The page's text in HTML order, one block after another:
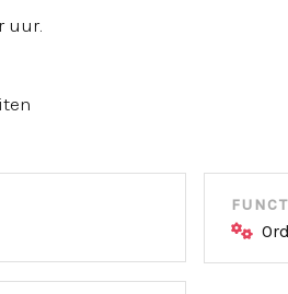
uur.